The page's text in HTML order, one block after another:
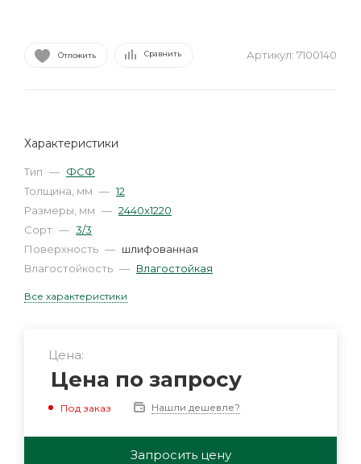
Отложить Сравнить Артикул: 7100140
Характеристики
Тип — ФСФ
Толщина, мм — 12
Размеры, мм — 2440х1220
Сорт — 3/3
Поверхность — шлифованная
Влагостойкость — Влагостойкая
Все характеристики
Цена:
Цена по запросу
Под заказ Нашли дешевле?
Запросить цену